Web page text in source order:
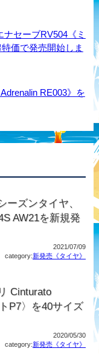
ナセーブRV504《ミ
価で発売開始しま
RE003》を
ーズンタイヤ、
AW21を新規発
2021/07/09
category:新発売《タイヤ》
Cinturato
P7〉を40サイズ
2020/05/30
category:新発売《タイヤ》